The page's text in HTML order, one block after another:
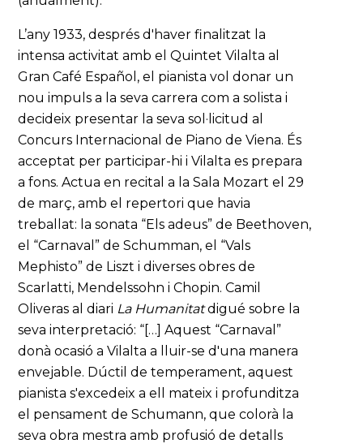
L’any 1933, després d'haver finalitzat la
intensa activitat amb el Quintet Vilalta al
Gran Café Español, el pianista vol donar un
nou impuls a la seva carrera com a solista i
decideix presentar la seva sol·licitud al
Concurs Internacional de Piano de Viena. És
acceptat per participar-hi i Vilalta es prepara
a fons. Actua en recital a la Sala Mozart el 29
de març, amb el repertori que havia
treballat: la sonata “Els adeus” de Beethoven,
el “Carnaval” de Schumman, el “Vals
Mephisto” de Liszt i diverses obres de
Scarlatti, Mendelssohn i Chopin. Camil
Oliveras al diari La Humanitatdigué sobre la
seva interpretació: “[…] Aquest “Carnaval”
donà ocasió a Vilalta a lluir-se d'una manera
envejable. Dúctil de temperament, aquest
pianista s'excedeix a ell mateix i profunditza
el pensament de Schumann, que colorà la
seva obra mestra amb profusió de detalls